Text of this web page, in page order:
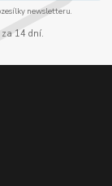
newsletteru.
14 dní.